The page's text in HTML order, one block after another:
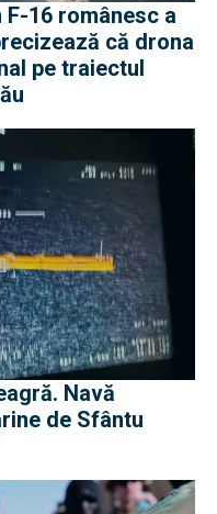
F-16 românesc a
că drona
pe traiectul
Navă
de Sfântu